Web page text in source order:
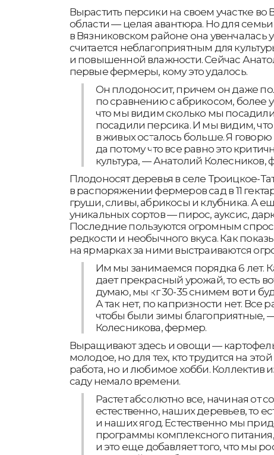
Вырастить персики на своем участке
области — целая авантюра. Но для
в Вязниковском районе она увенчалась
считается неблагоприятным для
и повышенной влажности. Сейчас
первые фермеры, кому это удалось.
Он плодоносит, причем он даже
по сравнению с абрикосом, более
что мы видим сколько мы
посадили персика. И мы видим, что
в живых осталось больше. Я
да потому что все равно это
культура, — Анатолий Колесников,
Плодоносят деревья в селе Троицкое-
в распоряжении фермеров сад в 11
груши, сливы, абрикосы и клубника. А
уникальных сортов — пирос, ауксис,
Последние пользуются огромным
редкости и необычного вкуса. Как
на ярмарках за ними выстраиваются
Им мы занимаемся порядка 6 лет.
дает прекрасный урожай, то есть
думаю, мы кг 30-35 снимем вот и
А так нет, по капризности нет. Все
чтобы были зимы благоприятные,
Колесникова, фермер.
Выращивают здесь и овощи — картофель,
молодое, но для тех, кто трудится на
работа, но и любимое хобби. Коллектив
саду немало времени.
Растет абсолютно все, начиная от
естественно, наших деревьев, то
и наших ягод. Естественно мы
программы комплексного
и это еще добавляет того, что мы